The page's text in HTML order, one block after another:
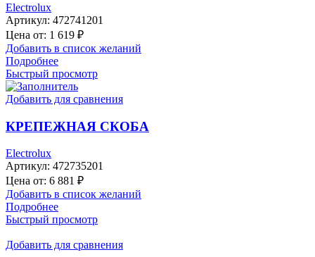
Electrolux
Артикул: 472741201
Цена от: 1 619 ₽
Добавить в список желаний
Подробнее
Быстрый просмотр
Добавить для сравнения
КРЕПЕЖНАЯ СКОБА
Electrolux
Артикул: 472735201
Цена от: 6 881 ₽
Добавить в список желаний
Подробнее
Быстрый просмотр
Добавить для сравнения